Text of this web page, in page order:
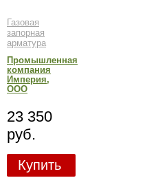
Газовая
запорная
арматура
Промышленная
компания
Империя,
ООО
23 350
руб.
Купить